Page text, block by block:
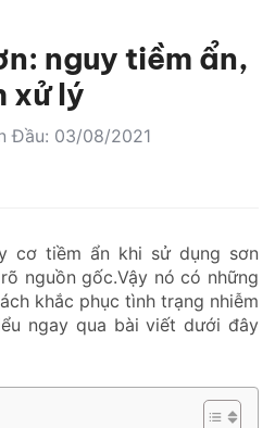
nguy tiềm ẩn,
xử lý
Đầu: 03/08/2021
cơ tiềm ẩn khi sử dụng sơn
nguồn gốc.Vậy nó có những
khắc phục tình trạng nhiễm
ngay qua bài viết dưới đây